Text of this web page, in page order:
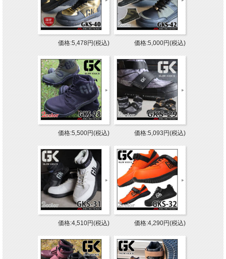
価格:5,478円(税込) 価格:5,000円(税込)
価格:5,500円(税込) 価格:5,093円(税込)
価格:4,510円(税込) 価格:4,290円(税込)